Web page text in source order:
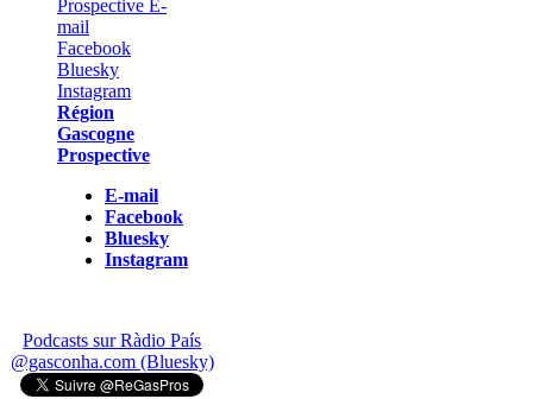
Région
Gascogne
Prospective
E-mail
Facebook
Bluesky
Instagram
Podcasts sur Ràdio País
@gasconha.com (Bluesky)